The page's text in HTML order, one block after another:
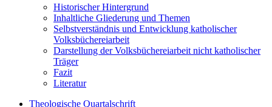
Historischer Hintergrund
Inhaltliche Gliederung und Themen
Selbstverständnis und Entwicklung katholischer
Volksbüchereiarbeit
Darstellung der Volksbüchereiarbeit nicht katholischer
Träger
Fazit
Literatur
Theologische Quartalschrift